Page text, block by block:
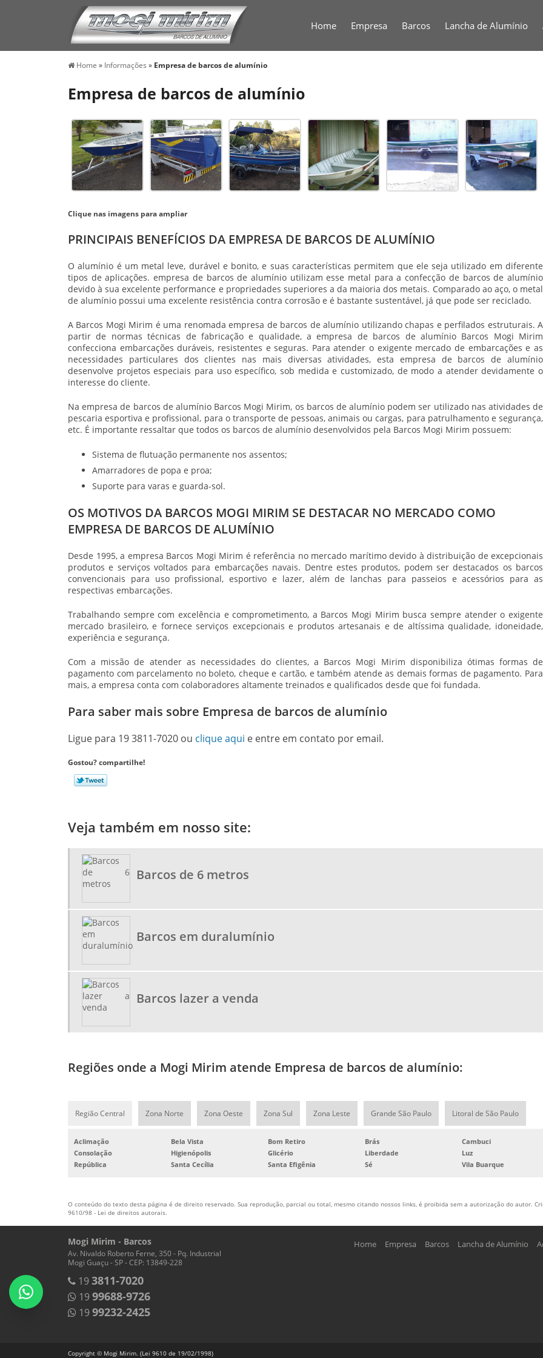
Home Empresa Barcos Lancha de Alumínio
Home » Informações » Empresa de barcos de alumínio
Empresa de barcos de alumínio
Clique nas imagens para ampliar
PRINCIPAIS BENEFÍCIOS DA EMPRESA DE BARCOS DE ALUMÍNIO
O alumínio é um metal leve, durável e bonito, e suas características permitem que ele seja utilizado em diferente
tipos de aplicações.empresa de barcos de alumínioutilizam esse metal para a confecção de barcos de alumínio
devido à sua excelente performance e propriedades superiores a da maioria dos metais. Comparado ao aço, o metal
de alumínio possui uma excelente resistência contra corrosão e é bastante sustentável, já que pode ser reciclado.
A Barcos Mogi Mirim é uma renomadaempresa de barcos de alumínio utilizando chapas e perfilados estruturais. A
partir de normas técnicas de fabricação e qualidade, aempresa de barcos de alumínioBarcos Mogi Mirim
confecciona embarcações duráveis, resistentes e seguras. Para atender o exigente mercado de embarcações e as
necessidades particulares dos clientes nas mais diversas atividades, esta empresa de barcos de alumínio
desenvolve projetos especiais para uso específico, sob medida e customizado, de modo a atender devidamente o
interesse do cliente.
Naempresa de barcos de alumínioBarcos Mogi Mirim, os barcos de alumínio podem ser utilizado nas atividades de
pescaria esportiva e profissional, para o transporte de pessoas, animais ou cargas, para patrulhamento e segurança,
etc. É importante ressaltar que todos os barcos de alumínio desenvolvidos pela Barcos Mogi Mirim possuem:
Sistema de flutuação permanente nos assentos;
Amarradores de popa e proa;
Suporte para varas e guarda-sol.
OS MOTIVOS DA BARCOS MOGI MIRIM SE DESTACAR NO MERCADO COMO
EMPRESA DE BARCOS DE ALUMÍNIO
Desde 1995, a empresa Barcos Mogi Mirim é referência no mercado marítimo devido à distribuição de excepcionais
produtos e serviços voltados para embarcações navais. Dentre estes produtos, podem ser destacados os barcos
convencionais para uso profissional, esportivo e lazer, além de lanchas para passeios e acessórios para as
respectivas embarcações.
Trabalhando sempre com excelência e comprometimento, a Barcos Mogi Mirim busca sempre atender o exigente
mercado brasileiro, e fornece serviços excepcionais e produtos artesanais e de altíssima qualidade, idoneidade,
experiência e segurança.
Com a missão de atender as necessidades do clientes, a Barcos Mogi Mirim disponibiliza ótimas formas de
pagamento com parcelamento no boleto, cheque e cartão, e também atende as demais formas de pagamento. Para
mais, a empresa conta com colaboradores altamente treinados e qualificados desde que foi fundada.
Para saber mais sobre Empresa de barcos de alumínio
Ligue para 19 3811-7020 ou clique aqui e entre em contato por email.
Gostou? compartilhe!
Veja também em nosso site:
Barcos de 6 metros
Barcos em duralumínio
Barcos lazer a venda
Regiões onde a Mogi Mirim atende Empresa de barcos de alumínio:
Região Central Zona Norte Zona Oeste Zona Sul Zona Leste Grande São Paulo Litoral de São Paulo
Aclimação Bela Vista Bom Retiro Brás Cambuci
Consolação
Higienópolis Glicério Liberdade Luz
República
Santa Cecília Santa Efigênia Sé Vila Buarque
O conteúdo do texto desta página é de direito reservado. Sua reprodução, parcial ou total, mesmo citando nossos links, é proibida sem a autorização do autor.
9610/98 - Lei de direitos autorais.
Mogi Mirim - Barcos
Av. Nivaldo Roberto Ferne, 350 - Pq. Industrial
Mogi Guaçu - SP - CEP: 13849-228
193811-7020
1999688-9726
1999232-2425
Home Empresa Barcos Lancha de Alumínio
Copyright © Mogi Mirim. (Lei 9610 de 19/02/1998)